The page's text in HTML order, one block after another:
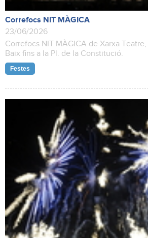
Correfocs NIT MÀGICA
23/06/2026
Correfocs NIT MÀGICA de Xarxa
Baix fins a la Pl. de la Constitució.
Festes